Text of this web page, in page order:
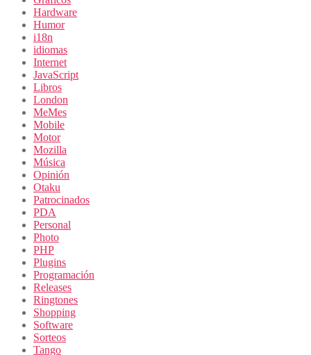
Hardware
Humor
i18n
idiomas
Internet
JavaScript
Libros
London
MeMes
Mobile
Motor
Mozilla
Música
Opinión
Otaku
Patrocinados
PDA
Personal
Photo
PHP
Plugins
Programación
Releases
Ringtones
Shopping
Software
Sorteos
Tango